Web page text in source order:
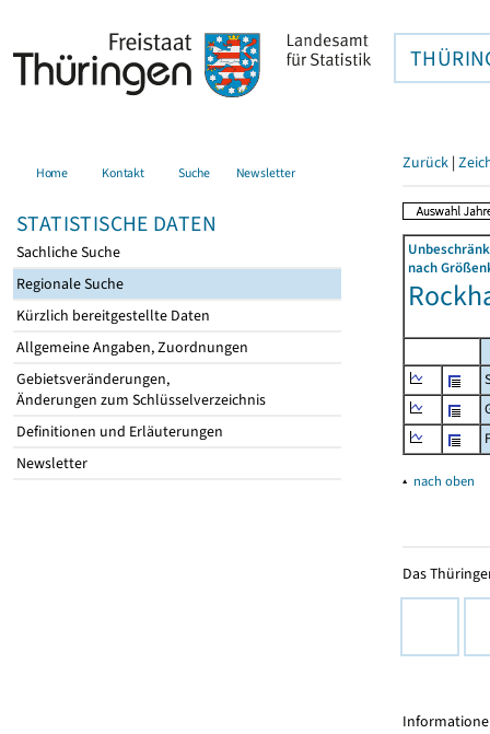
Home Kontakt Suche Newsletter
STATISTISCHE DATEN
Sachliche Suche
Regionale Suche
Kürzlich bereitgestellte Daten
Allgemeine Angaben, Zuordnungen
Gebietsveränderungen,
Änderungen zum Schlüsselverzeichnis
Definitionen und Erläuterungen
Newsletter
Zurück |
nach
▴ nach oben
Das